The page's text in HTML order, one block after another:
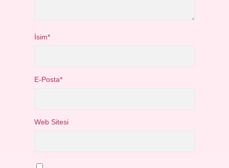
İsim*
E-Posta*
Web Sitesi